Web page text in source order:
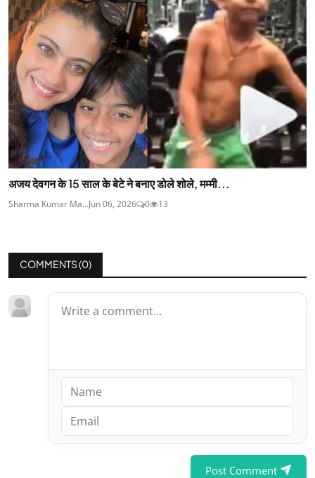
अजय देवगन के 15 साल के बेटे ने बनाए डोले शोले, मम्मी...
Sharma Kumar Ma...Jun 06, 2026 0 13
COMMENTS (0)
Post Comment